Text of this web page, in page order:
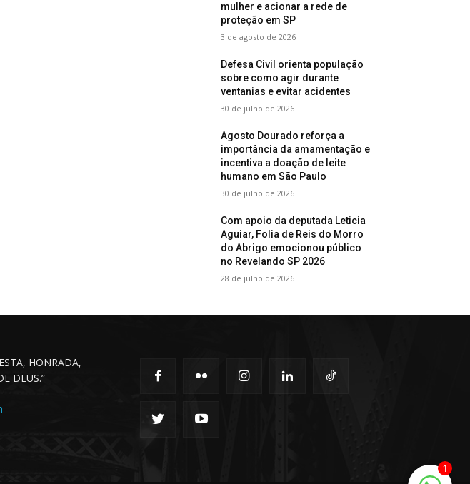
mulher e acionar a rede de
proteção em SP
3 de agosto de 2026
Defesa Civil orienta população
sobre como agir durante
ventanias e evitar acidentes
30 de julho de 2026
Agosto Dourado reforça a
importância da amamentação e
incentiva a doação de leite
humano em São Paulo
30 de julho de 2026
Com apoio da deputada Leticia
Aguiar, Folia de Reis do Morro
do Abrigo emocionou público
no Revelando SP 2026
28 de julho de 2026
HONRADA,
DEUS.”
1